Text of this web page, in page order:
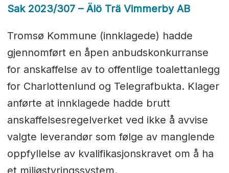
Sak 2023/307 – Älö Trä Vimmerby AB
Tromsø Kommune (innklagede) hadde
gjennomført en åpen anbudskonkurranse
for anskaffelse av to offentlige toalettanlegg
for Charlottenlund og Telegrafbukta. Klager
anførte at innklagede hadde brutt
anskaffelsesregelverket ved ikke å avvise
valgte leverandør som følge av manglende
oppfyllelse av kvalifikasjonskravet om å ha
et miljøstyringssystem.